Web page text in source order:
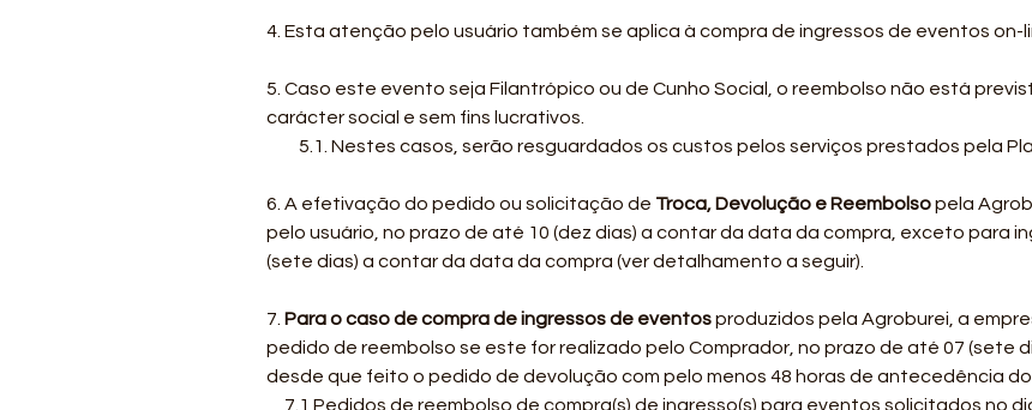
4. Esta atenção pelo usuário também se aplica à compra de ingressos de eventos on-
5. Caso este evento seja Filantrópico ou de Cunho Social, o reembolso não está
carácter social e sem fins lucrativos.
5.1. Nestes casos, serão resguardados os custos pelos serviços prestados pela
6. A efetivação do pedido ou solicitação de Troca, Devolução e Reembolsopela
pelo usuário, no prazo de até 10 (dez dias) a contar da data da compra, exceto para
(sete dias) a contar da data da compra (ver detalhamento a seguir).
7. Para o caso de compra de ingressos de eventosproduzidos pela Agroburei, a
pedido de reembolso se este for realizado pelo Comprador, no prazo de até 07 (sete
desde que feito o pedido de devolução com pelo menos 48 horas de antecedência
7.1 Pedidos de reembolso de compra(s) de ingresso(s) para eventos solicitados no